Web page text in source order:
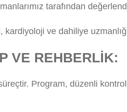
tarafından
ve dahiliye uzmanlığı
VE REHBERLİK:
Program, düzenli